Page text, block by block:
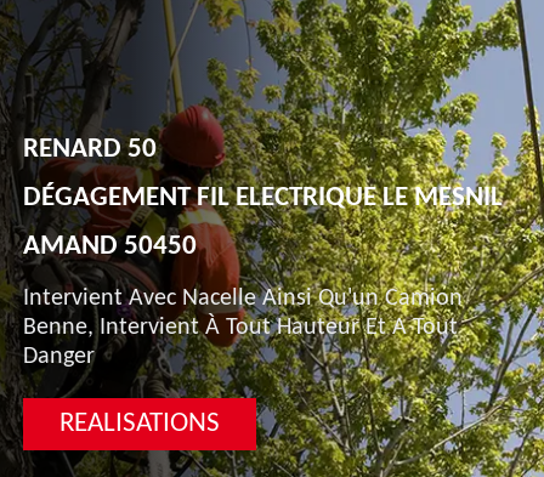
RENARD 50
DÉGAGEMENT FIL ELECTRIQUE LE MESNIL
AMAND 50450
Intervient Avec Nacelle Ainsi Qu'un Camion
Benne, Intervient À Tout Hauteur Et A Tout
Danger
REALISATIONS